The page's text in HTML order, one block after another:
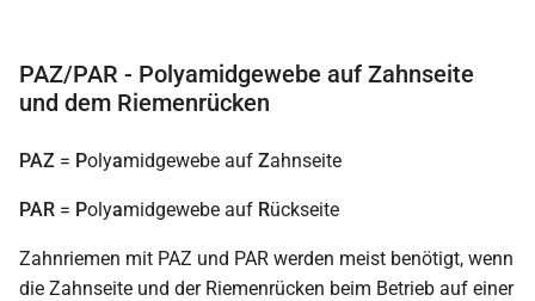
PAZ/PAR - Polyamidgewebe auf Zahnseite
und dem Riemenrücken
PAZ = Polyamidgewebe auf Zahnseite
PAR = Polyamidgewebe auf Rückseite
Zahnriemen mit PAZ und PAR werden meist benötigt, wenn
die Zahnseite und der Riemenrücken beim Betrieb auf einer